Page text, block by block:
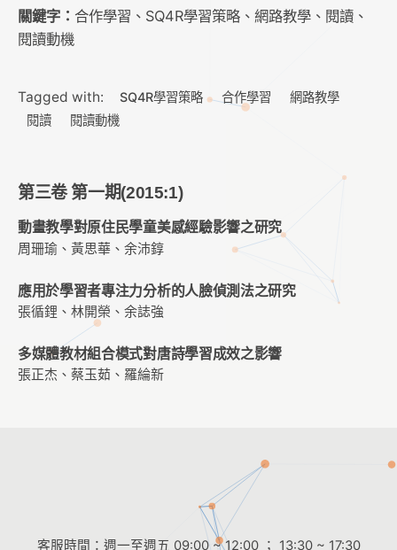
關鍵字： 合作學習、SQ4R學習策略、網路教學、閱讀、
閱讀動機
Tagged with: SQ4R學習策略 合作學習
網路教學
閱讀
閱讀動機
第三卷 第一期(2015:1)
動畫教學對原住民學童美感經驗影響之研究
周珊瑜、黃思華、余沛錞
應用於學習者專注力分析的人臉偵測法之研究
張循鋰、林開榮、余誌強
多媒體教材組合模式對唐詩學習成效之影響
張正杰、蔡玉茹、羅綸新
客服時間：週一至週五 09:00 ~ 12:00 ； 13:30 ~ 17:30